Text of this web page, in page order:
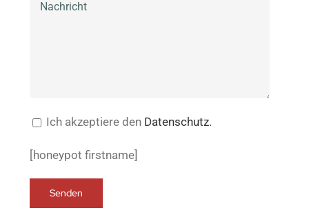
Ich akzeptiere den Datenschutz.
[honeypot firstname]